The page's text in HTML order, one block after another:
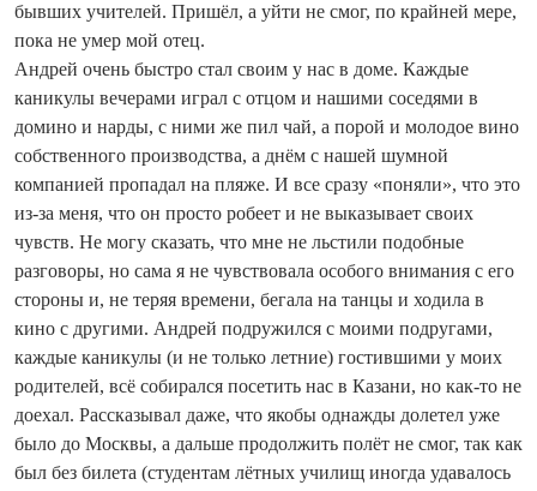
бывших учителей. Пришёл, а уйти не смог, по крайней мере,
пока не умер мой отец.
Андрей очень быстро стал своим у нас в доме. Каждые
каникулы вечерами играл с отцом и нашими соседями в
домино и нарды, с ними же пил чай, а порой и молодое вино
собственного производства, а днём с нашей шумной
компанией пропадал на пляже. И все сразу «поняли», что это
из-за меня, что он просто робеет и не выказывает своих
чувств. Не могу сказать, что мне не льстили подобные
разговоры, но сама я не чувствовала особого внимания с его
стороны и, не теряя времени, бегала на танцы и ходила в
кино с другими. Андрей подружился с моими подругами,
каждые каникулы (и не только летние) гостившими у моих
родителей, всё собирался посетить нас в Казани, но как-то не
доехал. Рассказывал даже, что якобы однажды долетел уже
было до Москвы, а дальше продолжить полёт не смог, так как
был без билета (студентам лётных училищ иногда удавалось